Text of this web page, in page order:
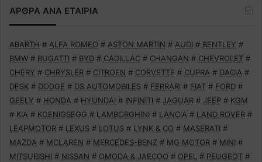
ΑΡΘΡΑ ΑΝΑ ΕΤΑΙΡΙΑ
ABARTH # ALFA ROMEO # ASTON MARTIN # AUDI # BENTLEY #
BMW # BUGATTI # BYD # CADILLAC # CHANGAN # CHEVROLET #
CHERY # CHRYSLER # CITROEN # CORVETTE # CUPRA # DACIA #
DFSK # DODGE # DS AUTOMOBILES # FERRARI # FIAT # FORD #
GEELY # HONDA # HYUNDAI # INFINITI # JAGUAR # JEEP # KGM
# KIA # KOENIGSEGG # LAMBORGHINI # LANCIA # LAND ROVER #
LEAPMOTOR # LEXUS # LOTUS # LYNK & CO # MASERATI #
MAZDA # MCLAREN # MERCEDES-BENZ # MG MOTOR # MINI #
MITSUBISHI # NISSAN # OMODA & JAECOO # OPEL # PEUGEOT #